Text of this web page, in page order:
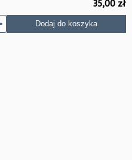
35,00zł
Dodaj do koszyka